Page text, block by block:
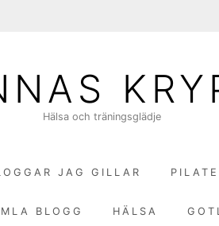
Hälsa och träningsglädje
JAG GILLAR
BLOGG HÄLSA